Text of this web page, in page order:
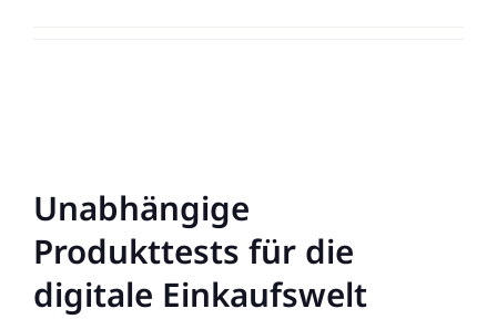
Unabhängige
Produkttests für die
digitale Einkaufswelt